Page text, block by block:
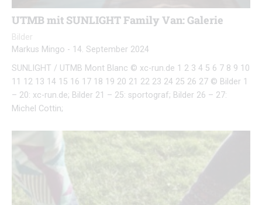
UTMB mit SUNLIGHT Family Van: Galerie
Bilder
Markus Mingo - 14. September 2024
SUNLIGHT / UTMB Mont Blanc © xc-run.de 1 2 3 4 5 6 7 8 9 10
11 12 13 14 15 16 17 18 19 20 21 22 23 24 25 26 27 © Bilder 1
– 20: xc-run.de; Bilder 21 – 25: sportograf; Bilder 26 – 27:
Michel Cottin;